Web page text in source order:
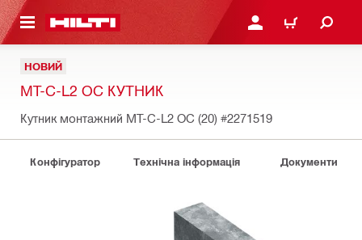
ЗМІСТУ УВІЙТИ АБО
КОШИК
НОВИЙ
MT-C-L2 OC КУТНИК
Кутник монтажний MT-C-L2 OC (20) #2271519
Конфігуратор Технічна інформація Документи